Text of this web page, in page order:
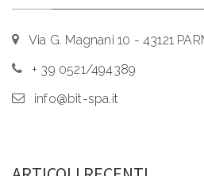
Via G. Magnani 10 - 43121
+ 39 0521/494389
info@bit-spa.it